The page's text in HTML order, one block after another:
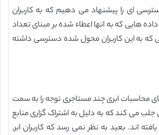
ای را پیشنهاد می دهیم که به کاربران
هایی که به انها اعطاء شده بر مبنای تعداد
که به این کاربران محول شده دسترسی داشته
ابری چند مستاجری توجه را به سمت
جلب می کند که به دلیل به اشتراک گزاری منابع
اند. بعید به نظر نمی رسد که کاربران ابر,